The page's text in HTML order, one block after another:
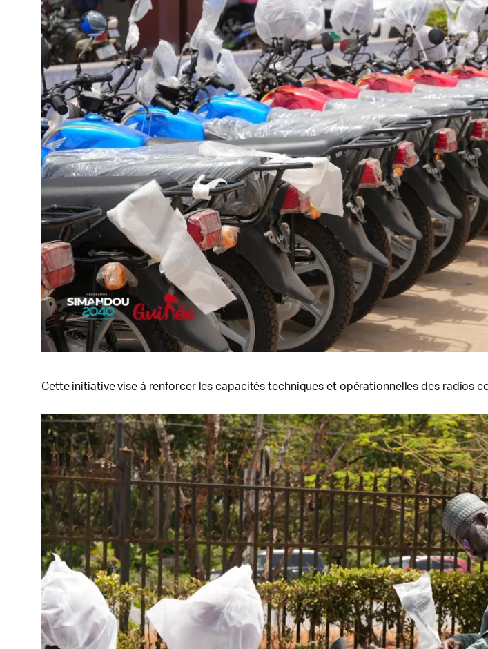
Cette initiative vise à renforcer les capacités techniques et opérationnelles des radios